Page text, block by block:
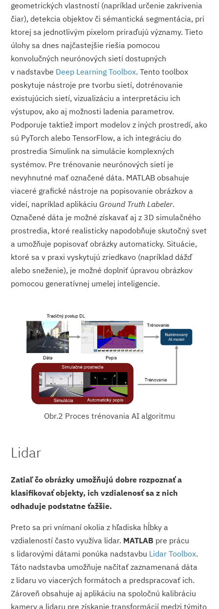
geometrických vlastností (napríklad určenie zakrivenia
čiar), detekcia objektov či sémantická segmentácia, pri
ktorej sa jednotlivým pixelom priraďujú významy. Tieto
úlohy sa dnes najčastejšie riešia pomocou
konvolučných neurónových sietí dostupných
v nadstavbe Deep Learning Toolbox. Tento toolbox
poskytuje nástroje pre tvorbu sietí, dotrénovanie
existujúcich sietí, vizualizáciu a interpretáciu ich
výstupov, ako aj možnosti ladenia parametrov.
Podporuje taktiež import modelov z iných prostredí, ako
sú PyTorch alebo TensorFlow, a ich integráciu do
prostredia Simulink na simulácie komplexných
systémov. Pre trénovanie neurónových sietí je
nevyhnutné mať označené dáta. MATLAB obsahuje
viaceré grafické nástroje na popisovanie obrázkov a
videí, napríklad aplikáciu Ground Truth Labeler.
Označené dáta je možné získavať aj z 3D simulačného
prostredia, ktoré realisticky napodobňuje skutočný svet
a umožňuje popisovať obrázky automaticky. Situácie,
ktoré sa v praxi vyskytujú zriedkavo (napríklad dážď
alebo sneženie), je možné doplniť úpravou obrázkov
pomocou generatívnej umelej inteligencie.
Obr.2 Proces trénovania AI algoritmu
Lidar
Zatiaľ čo obrázky umožňujú dobre rozpoznať a
klasifikovať objekty, ich vzdialenosť sa z nich
odhaduje podstatne ťažšie.
Preto sa pri vnímaní okolia z hľadiska hĺbky a
vzdialeností často využíva lidar. MATLAB pre prácu
s lidarovými dátami ponúka nadstavbu Lidar Toolbox.
Táto nadstavba umožňuje načítať zaznamenaná dáta
z lidaru vo viacerých formátoch a predspracovať ich.
Zároveň obsahuje aj aplikáciu na spoločnú kalibráciu
kamery a lidaru pre získanie transformácií medzi týmito